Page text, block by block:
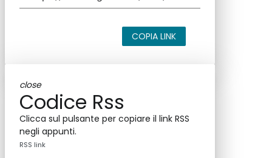
COPIA LINK
close
Codice Rss
Clicca sul pulsante per copiare il link RSS
negli appunti.
RSS link